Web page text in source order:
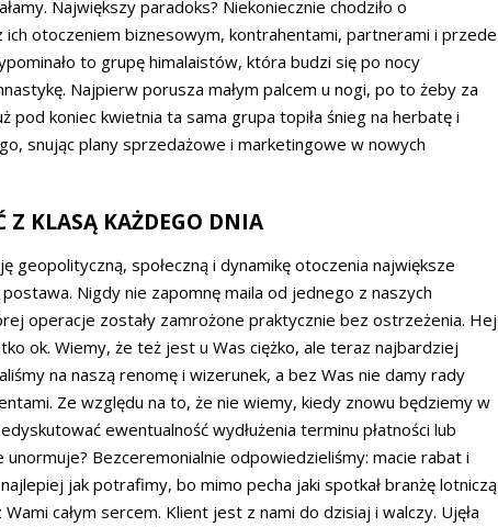
Największy paradoks? Niekoniecznie chodziło o
otoczeniem biznesowym, kontrahentami, partnerami i przede
to grupę himalaistów, która budzi się po nocy
Najpierw porusza małym palcem u nogi, po to żeby za
pod koniec kwietnia ta sama grupa topiła śnieg na herbatę i
snując plany sprzedażowe i marketingowe w nowych
Z KLASĄ KAŻDEGO DNIA
geopolityczną, społeczną i dynamikę otoczenia największe
Nigdy nie zapomnę maila od jednego z naszych
operacje zostały zamrożone praktycznie bez ostrzeżenia. Hej
ok. Wiemy, że też jest u Was ciężko, ale teraz najbardziej
na naszą renomę i wizerunek, a bez Was nie damy rady
Ze względu na to, że nie wiemy, kiedy znowu będziemy w
ewentualność wydłużenia terminu płatności lub
Bezceremonialnie odpowiedzieliśmy: macie rabat i
jak potrafimy, bo mimo pecha jaki spotkał branżę lotniczą
całym sercem. Klient jest z nami do dzisiaj i walczy. Ujęła